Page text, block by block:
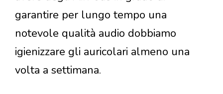
garantire per lungo tempo una
notevole qualità audio dobbiamo
igienizzare gli auricolari almeno una
volta a settimana.